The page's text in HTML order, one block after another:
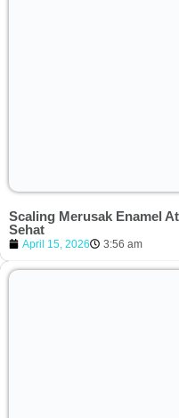
Scaling Merusak Enamel
Sehat
April 15, 2026 3:56 am